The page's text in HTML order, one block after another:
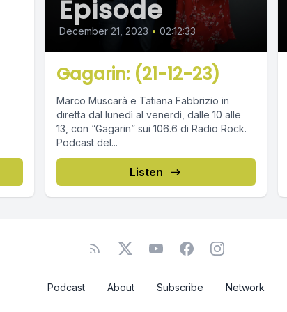
Episode
December 21, 2023 • 02:12:33
Gagarin: (21-12-23)
Marco Muscarà e Tatiana Fabbrizio in
diretta dal lunedì al venerdì, dalle 10 alle
13, con “Gagarin” sui 106.6 di Radio Rock.
Podcast del...
Listen
Podcast About Subscribe Network